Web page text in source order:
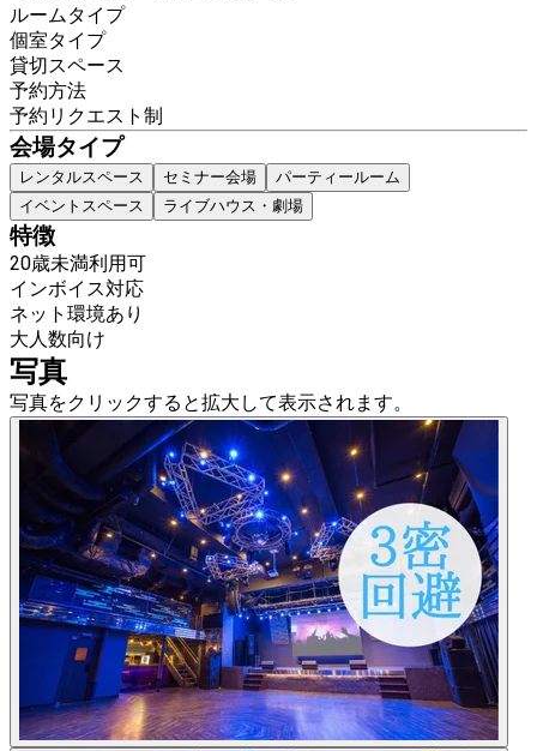
ルームタイプ
個室タイプ
貸切スペース
予約方法
予約リクエスト制
会場タイプ
レンタルスペース セミナー会場
パーティールーム
イベントスペース
ライブハウス・劇場
特徴
20歳未満利用可
インボイス対応
ネット環境あり
大人数向け
写真
写真をクリックすると拡大して表示されます。